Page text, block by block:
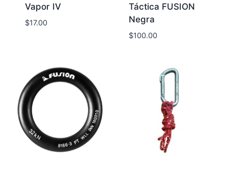
Vapor IV
$17.00
Táctica FUSION
Negra
$100.00